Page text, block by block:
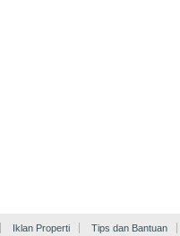
Iklan Properti Tips dan Bantuan